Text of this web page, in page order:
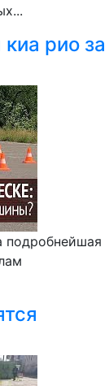
рио за
подробнейшая